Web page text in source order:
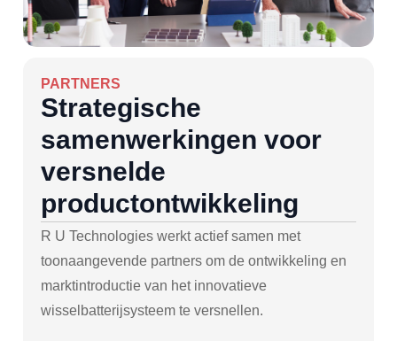
PARTNERS
Strategische
samenwerkingen voor
versnelde
productontwikkeling
R U Technologies werkt actief samen met
toonaangevende partners om de ontwikkeling en
marktintroductie van het innovatieve
wisselbatterijsysteem te versnellen.